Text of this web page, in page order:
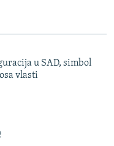
u SAD, simbol
vlasti